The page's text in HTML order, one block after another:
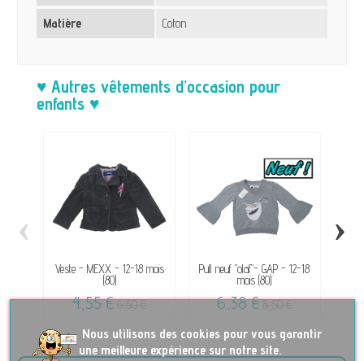
Matière Coton
♥ Autres vêtements d’occasion pour
enfants ♥
Veste - MEXX - 12-18 mois
(80)
4,55 € 6,50 €
Pull neuf "olaf"- GAP - 12-18
mois (80)
6,38 € 8,50 €
‹ ›
Nous utilisons des cookies pour vous garantir
une meilleure expérience sur notre site.